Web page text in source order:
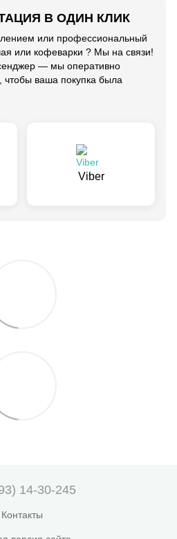
В ОДИН КЛИК
или профессиональный
или кофеварки ? Мы на связи!
— мы оперативно
чтобы ваша покупка была
Viber
14-30-245
Контакты